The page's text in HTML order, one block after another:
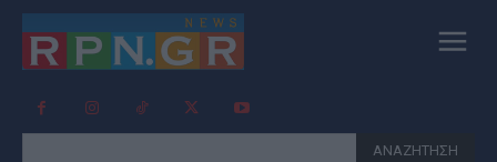
ΑΝΑΖΗΤΗΣΗ